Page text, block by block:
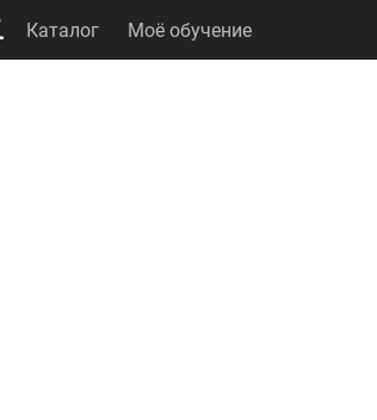
Каталог Моё обучение